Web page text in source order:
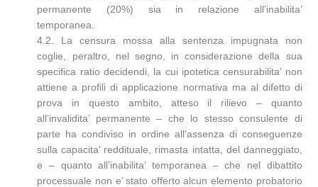
permanente (20%) sia in relazione all’inabilita’
temporanea.
4.2. La censura mossa alla sentenza impugnata non
coglie, peraltro, nel segno, in considerazione della sua
specifica ratio decidendi, la cui ipotetica censurabilita’ non
attiene a profili di applicazione normativa ma al difetto di
prova in questo ambito, atteso il rilievo – quanto
all’invalidita’ permanente – che lo stesso consulente di
parte ha condiviso in ordine all’assenza di conseguenze
sulla capacita’ reddituale, rimasta intatta, del danneggiato,
e – quanto all’inabilita’ temporanea – che nel dibattito
processuale non e’ stato offerto alcun elemento probatorio